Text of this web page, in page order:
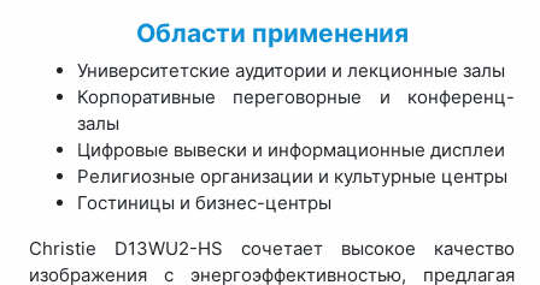
Области применения
Университетские аудитории и лекционные залы
Корпоративные переговорные и конференц-
залы
Цифровые вывески и информационные дисплеи
Религиозные организации и культурные центры
Гостиницы и бизнес-центры
Christie D13WU2-HS сочетает высокое качество
изображения с энергоэффективностью, предлагая